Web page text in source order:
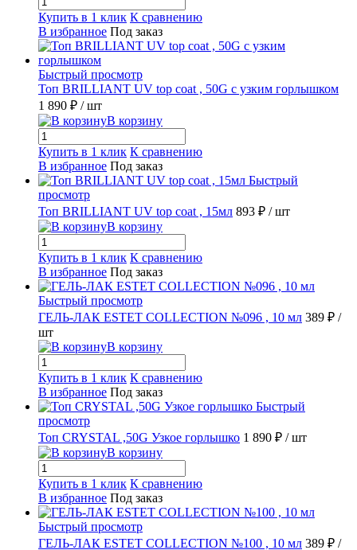
Купить в 1 клик К сравнению
В избранное Под заказ
Быстрый просмотр
Топ BRILLIANT UV top coat , 50G с узким горлышком
1 890 ₽ / шт
В корзину
Купить в 1 клик К сравнению
В избранное Под заказ
Быстрый
просмотр
Топ BRILLIANT UV top coat , 15мл 893 ₽ / шт
В корзину
Купить в 1 клик К сравнению
В избранное Под заказ
Быстрый просмотр
ГЕЛЬ-ЛАК ESTET COLLECTION №096 , 10 мл 389 ₽ /
шт
В корзину
Купить в 1 клик К сравнению
В избранное Под заказ
Быстрый
просмотр
Топ CRYSTAL ,50G Узкое горлышко 1 890 ₽ / шт
В корзину
Купить в 1 клик К сравнению
В избранное Под заказ
Быстрый просмотр
ГЕЛЬ-ЛАК ESTET COLLECTION №100 , 10 мл 389 ₽ /